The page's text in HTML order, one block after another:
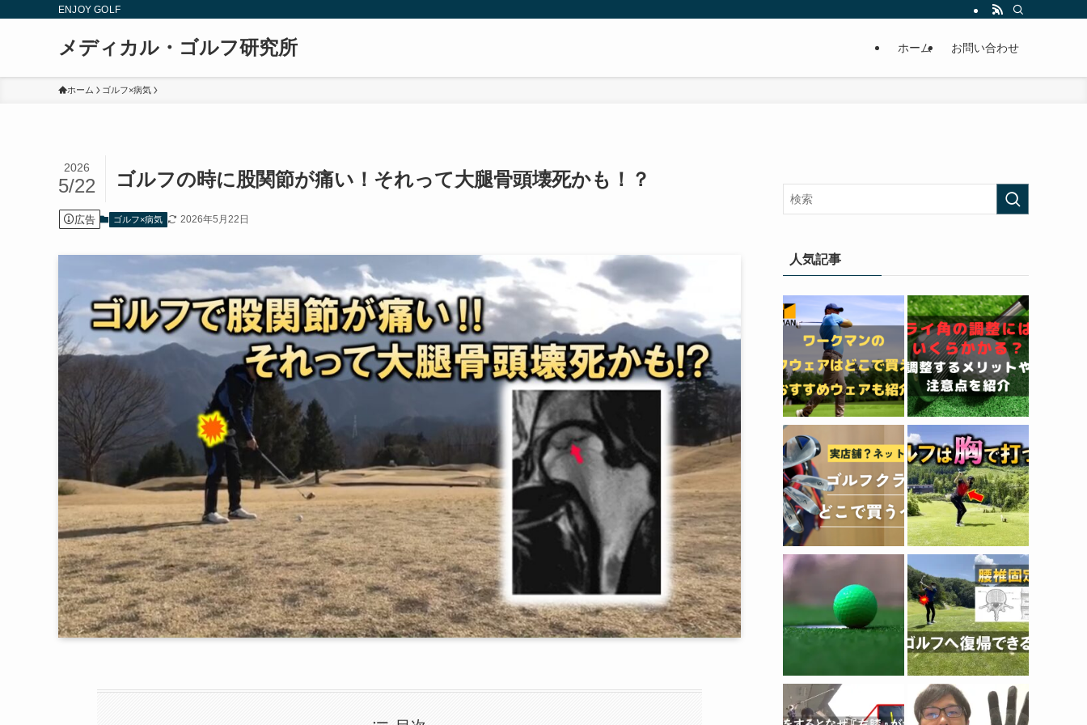
ENJOY GOLF
メディカル・ゴルフ研究所 ホーム お問い合わせ
ホーム ゴルフ×病気
ゴルフの時に股関節が痛い！それって大腿骨頭壊死かも！？
2026
5/22
広告 ゴルフ×病気 2026年5月22日
人気記事